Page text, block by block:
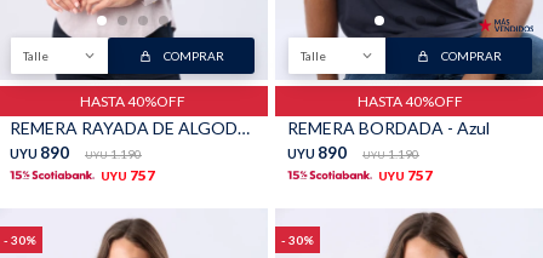
Talle COMPRAR
HASTA 40%OFF
REMERA RAYADA DE ALGODÓN - Lavanda
UYU 890 UYU 1.190
UYU 757
Talle COMPRAR
HASTA 40%OFF
REMERA BORDADA - Azul
UYU 890 UYU 1.190
UYU 757
30 30